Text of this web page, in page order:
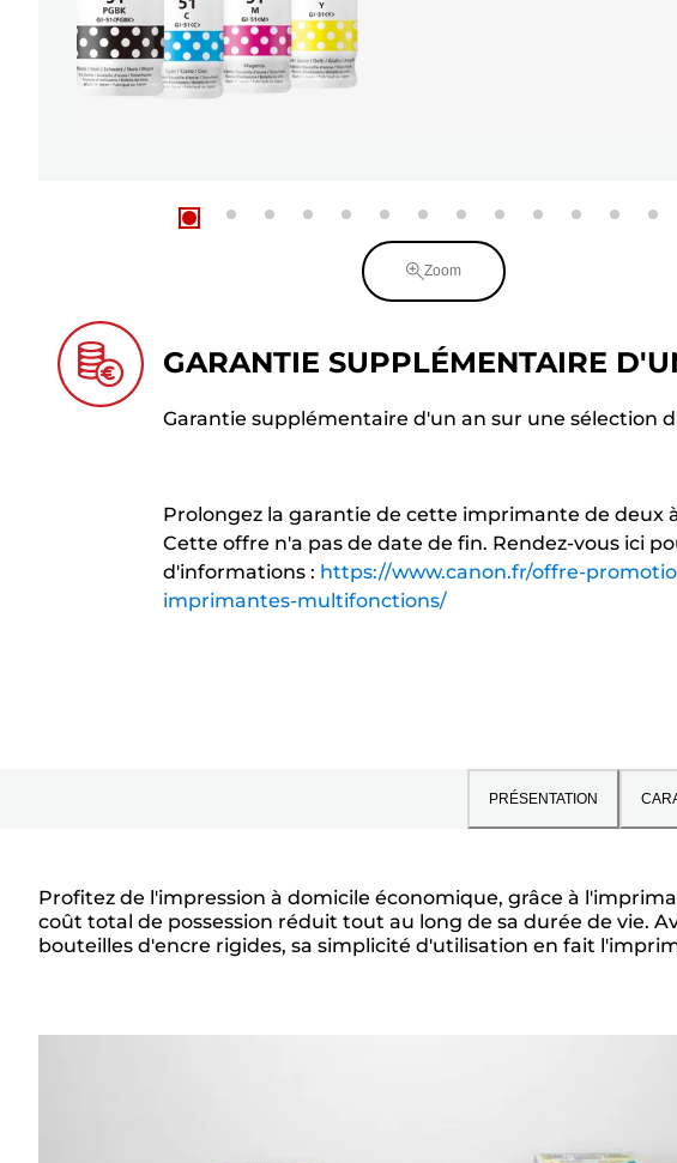
Zoom
GARANTIE SUPPLÉMENTAIRE
Garantie supplémentaire d'un an sur une sélection
Prolongez la garantie de cette imprimante de deux
Cette offre n'a pas de date de fin. Rendez-vous ici
d'informations : https://www.canon.fr/offre-
imprimantes-multifonctions/
PRÉSENTATION
Présentation
Profitez de l'impression à domicile économique, grâce à
coût total de possession réduit tout au long de sa durée de vie.
bouteilles d'encre rigides, sa simplicité d'utilisation en fait